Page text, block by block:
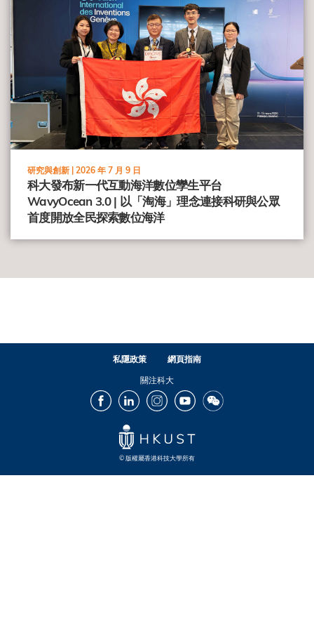
研究與創新 | 2026 年 7 月 9 日
科大發布新一代互動海洋數位孿生平台
WavyOcean 3.0 | 以「淘海」理念連接科研與公眾
首度開放全民探索數位海洋
私隱政策
網頁指南
關注科大
FacebookLinkedInInstagramYoutubeWechat
© 版權屬香港科技大學所有